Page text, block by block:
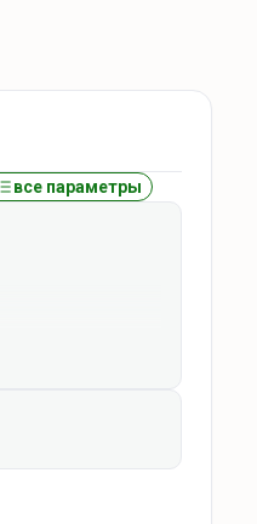
все параметры